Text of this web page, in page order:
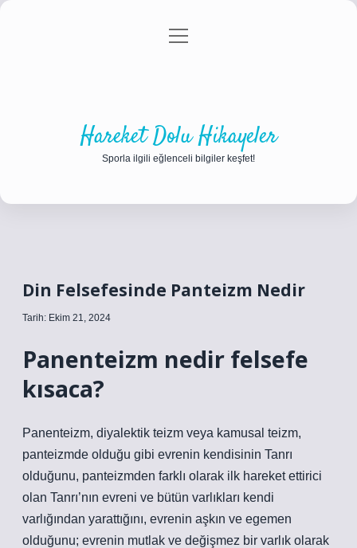
Gizlilik Politikası
menüyü
Hareket Dolu Hikayeler
Sporla ilgili eğlenceli bilgiler keşfet!
Din Felsefesinde Panteizm Nedir
Tarih: Ekim 21, 2024
Panenteizm nedir felsefe
kısaca?
Panenteizm, diyalektik teizm veya kamusal teizm,
panteizmde olduğu gibi evrenin kendisinin Tanrı
olduğunu, panteizmden farklı olarak ilk hareket ettirici
olan Tanrı’nın evreni ve bütün varlıkları kendi
varlığından yarattığını, evrenin aşkın ve egemen
olduğunu; evrenin mutlak ve değişmez bir varlık olarak